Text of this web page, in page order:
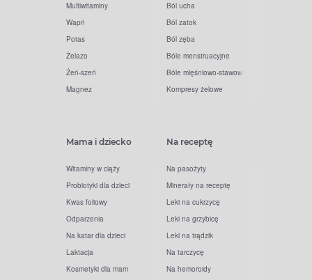
Multiwitaminy
Wapń
Potas
Żelazo
Żeń-szeń
Magnez
Ból ucha
Ból zatok
Ból zęba
Bóle menstruacyjne
Bóle mięśniowo-stawowe
Kompresy żelowe
Mama i dziecko
Witaminy w ciąży
Probiotyki dla dzieci
Kwas foliowy
Odparzenia
Na katar dla dzieci
Laktacja
Kosmetyki dla mam
Na receptę
Na pasożyty
Minerały na receptę
Leki na cukrzycę
Leki na grzybicę
Leki na trądzik
Na tarczycę
Na hemoroidy